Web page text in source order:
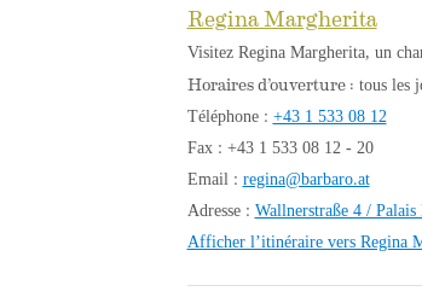
Regina Margherita
Visitez Regina Margherita, un
Horaires d’ouverture : tous les
Téléphone : +43 1 533 08 12
Fax : +43 1 533 08 12 - 20
Email : regina@barbaro.at
Adresse : Wallnerstraße 4 /
Afficher l’itinéraire vers Regina